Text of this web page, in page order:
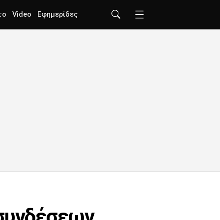
Video Εφημερίδες